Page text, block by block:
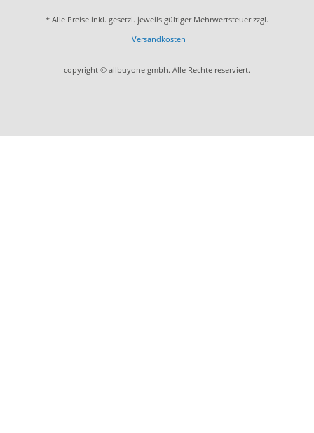
* Alle Preise inkl. gesetzl. jeweils gültiger Mehrwertsteuer zzgl.
Versandkosten
copyright © allbuyone gmbh. Alle Rechte reserviert.